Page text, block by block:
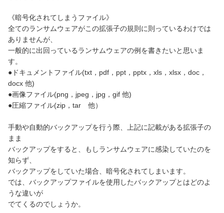
《暗号化されてしまうファイル》
全てのランサムウェアがこの拡張子の規則に則っているわけでは
ありませんが、
一般的に出回っているランサムウェアの例を書きたいと思いま
す。
●ドキュメントファイル(txt，pdf，ppt，pptx，xls，xlsx，doc，
docx 他)
●画像ファイル(png，jpeg，jpg，gif 他)
●圧縮ファイル(zip，tar 他）
手動や自動的バックアップを行う際、上記に記載がある拡張子の
まま
バックアップをすると、もしランサムウェアに感染していたのを
知らず、
バックアップをしていた場合、暗号化されてしまいます。
では、バックアップファイルを使用したバックアップとはどのよ
うな違いが
でてくるのでしょうか。